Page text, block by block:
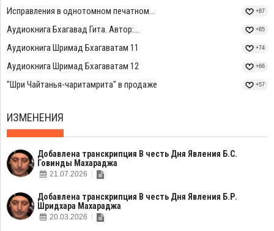
Исправления в однотомном печатном... +87
Аудиокнига Бхагавад Гита. Автор:... +85
Аудиокнига Шримад Бхагаватам 11 +74
Аудиокнига Шримад Бхагаватам 12 +66
"Шри Чайтанья-чаритамрита" в продаже +57
ИЗМЕНЕНИЯ
Добавлена транскрипция В честь Дня Явления Б.С.
Говинды Махараджа
21.07.2026
Добавлена транскрипция В честь Дня Явления Б.Р.
Шридхара Махараджа
20.03.2026